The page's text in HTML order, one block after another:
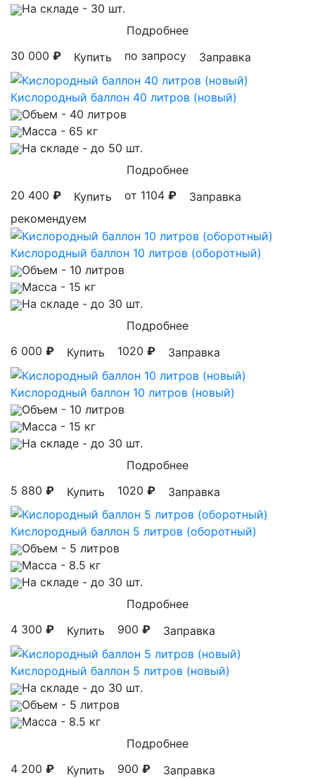
На складе - 30 шт.
Подробнее
30 000 ₽ Купить по запросу Заправка
Кислородный баллон 40 литров (новый)
Объем - 40 литров
Масса - 65 кг
На складе - до 50 шт.
Подробнее
20 400 ₽ Купить от 1104 ₽
Заправка
рекомендуем
Кислородный баллон 10 литров (оборотный)
Объем - 10 литров
Масса - 15 кг
На складе - до 30 шт.
Подробнее
6 000 ₽ Купить 1020 ₽ Заправка
Кислородный баллон 10 литров (новый)
Объем - 10 литров
Масса - 15 кг
На складе - до 30 шт.
Подробнее
5 880 ₽ Купить 1020 ₽ Заправка
Кислородный баллон 5 литров (оборотный)
Объем - 5 литров
Масса - 8.5 кг
На складе - до 30 шт.
Подробнее
4 300 ₽ Купить 900 ₽ Заправка
Кислородный баллон 5 литров (новый)
На складе - до 30 шт.
Объем - 5 литров
Масса - 8.5 кг
Подробнее
4 200 ₽ Купить 900 ₽ Заправка